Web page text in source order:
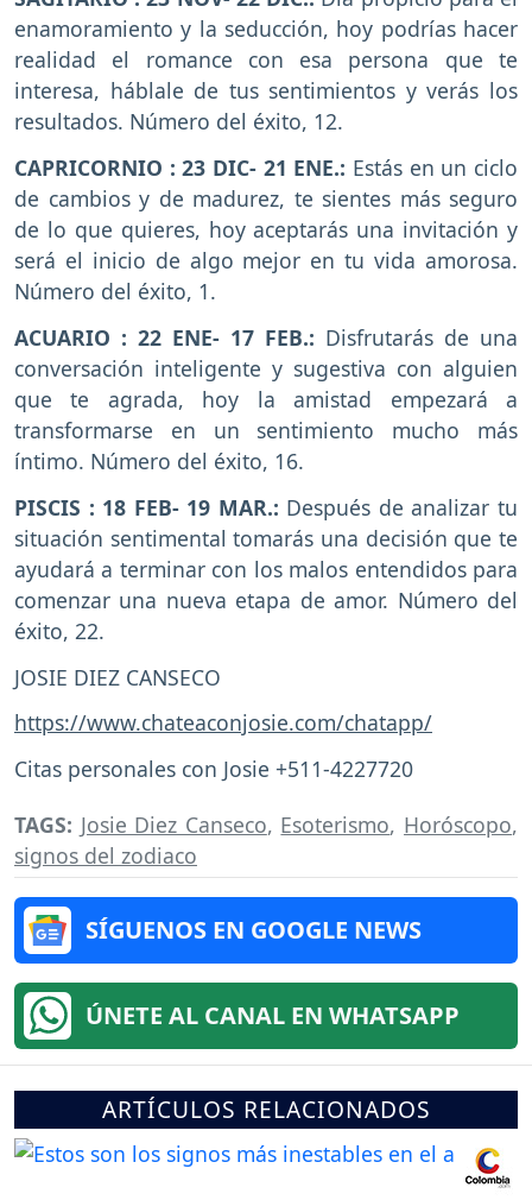
enamoramiento y la seducción, hoy podrías hacer
realidad el romance con esa persona que te
interesa, háblale de tus sentimientos y verás los
resultados. Número del éxito, 12.
CAPRICORNIO : 23 DIC- 21 ENE.: Estás en un ciclo
de cambios y de madurez, te sientes más seguro
de lo que quieres, hoy aceptarás una invitación y
será el inicio de algo mejor en tu vida amorosa.
Número del éxito, 1.
ACUARIO : 22 ENE- 17 FEB.: Disfrutarás de una
conversación inteligente y sugestiva con alguien
que te agrada, hoy la amistad empezará a
transformarse en un sentimiento mucho más
íntimo. Número del éxito, 16.
PISCIS : 18 FEB- 19 MAR.: Después de analizar tu
situación sentimental tomarás una decisión que te
ayudará a terminar con los malos entendidos para
comenzar una nueva etapa de amor. Número del
éxito, 22.
JOSIE DIEZ CANSECO
https://www.chateaconjosie.com/chatapp/
Citas personales con Josie +511-4227720
TAGS: Josie Diez Canseco, Esoterismo, Horóscopo,
signos del zodiaco
SÍGUENOS EN GOOGLE NEWS
ÚNETE AL CANAL EN WHATSAPP
ARTÍCULOS RELACIONADOS